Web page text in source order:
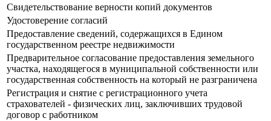
Свидетельствование верности копий документов
Удостоверение согласий
Предоставление сведений, содержащихся в Едином
государственном реестре недвижимости
Предварительное согласование предоставления земельного
участка, находящегося в муниципальной собственности или
государственная собственность на который не разграничена
Регистрация и снятие с регистрационного учета
страхователей - физических лиц, заключивших трудовой
договор с работником